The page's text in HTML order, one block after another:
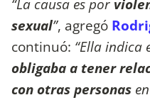
“La causa es por
sexual”, agregó
continuó: “Ella indica
obligaba a tener
con otras personas